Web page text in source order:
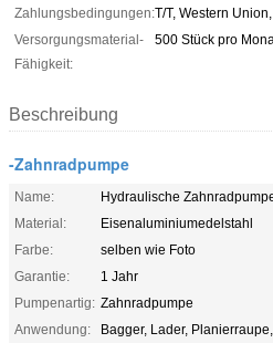
Zahlungsbedingungen:T/T, Western
Versorgungsmaterial-
Fähigkeit:
500 Stück pro
Beschreibung
-Zahnradpumpe
Name:
Hydraulische
Material:
Eisenaluminiumedelstahl
Farbe:
selben wie Foto
Garantie:
1 Jahr
Pumpenartig: Zahnradpumpe
Anwendung:
Bagger, Lader,